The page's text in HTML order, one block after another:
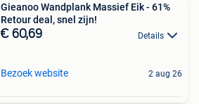
Gieanoo Wandplank Massief Eik - 61%
Retour deal, snel zijn!
€ 60,69 Details
Bezoek website 2 aug 26